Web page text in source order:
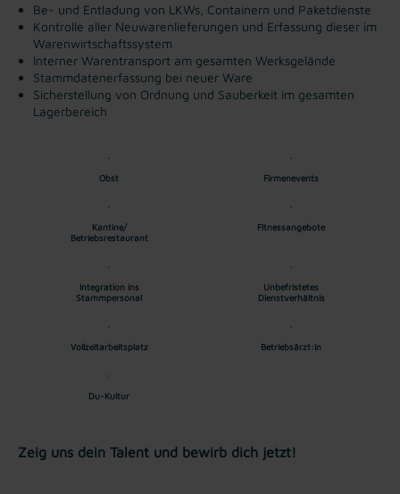
Be- und Entladung von LKWs, Containern und Paketdienste
Kontrolle aller Neuwarenlieferungen und Erfassung dieser im
Warenwirtschaftssystem
Interner Warentransport am gesamten Werksgelände
Stammdatenerfassung bei neuer Ware
Sicherstellung von Ordnung und Sauberkeit im gesamten
Lagerbereich
Obst Firmenevents
Kantine/
Betriebsrestaurant
Fitnessangebote
Integration ins
Stammpersonal
Unbefristetes
Dienstverhältnis
Vollzeitarbeitsplatz Betriebsärzt:in
Du-Kultur
Zeig uns dein Talent und bewirb dich jetzt!